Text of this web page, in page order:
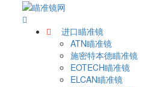
进口瞄准镜
ATN瞄准镜
施密特本德瞄准镜
EOTECH瞄准镜
ELCAN瞄准镜